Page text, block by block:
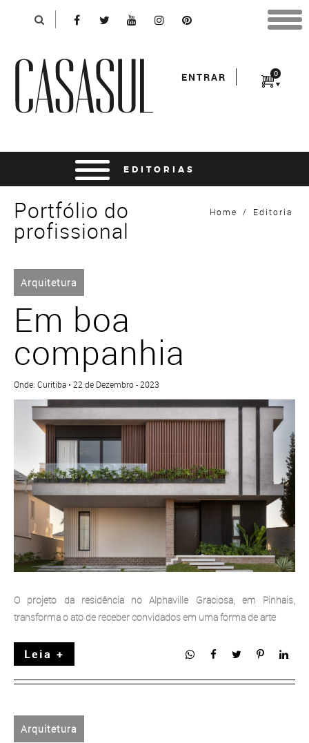
0
ENTRAR
Home / Editoria
Portfólio do
profissional
Arquitetura
Em boa
companhia
Onde: Curitiba • 22 de Dezembro - 2023
O projeto da residência no Alphaville Graciosa, em Pinhais,
transforma o ato de receber convidados em uma forma de arte
Leia +
Arquitetura
*Para finalizar sua compra informe seu e-mail:
*Senha:
entrar usando o facebook